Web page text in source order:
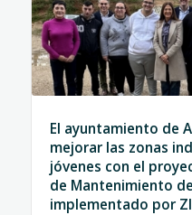
El ayuntamiento de
mejorar las zonas
jóvenes con el
de Mantenimiento
implementado por